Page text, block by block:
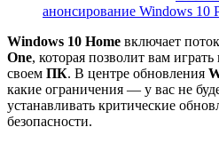
анонсирование Windows 10
Windows 10 Home включает
One, которая позволит вам
своем ПК. В центре обновления
какие ограничения — у вас не
устанавливать критические
безопасности.